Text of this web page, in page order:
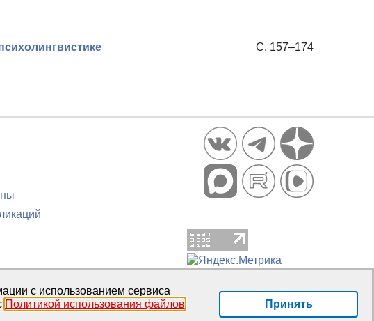
С. 157–174
с использованием сервиса
Политикой использования файлов
Принять